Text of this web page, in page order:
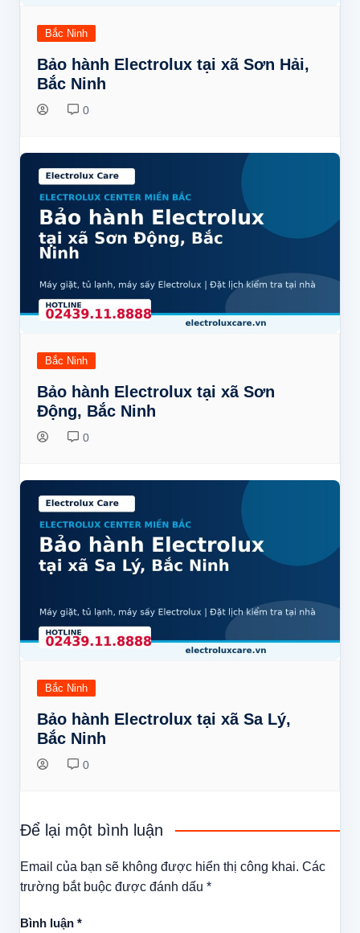
Bắc Ninh
Bảo hành Electrolux tại xã Sơn Hải,
Bắc Ninh
0
Bắc Ninh
Bảo hành Electrolux tại xã Sơn
Động, Bắc Ninh
0
Bắc Ninh
Bảo hành Electrolux tại xã Sa Lý,
Bắc Ninh
0
Để lại một bình luận
Email của bạn sẽ không được hiển thị công khai. Các
trường bắt buộc được đánh dấu *
Bình luận *